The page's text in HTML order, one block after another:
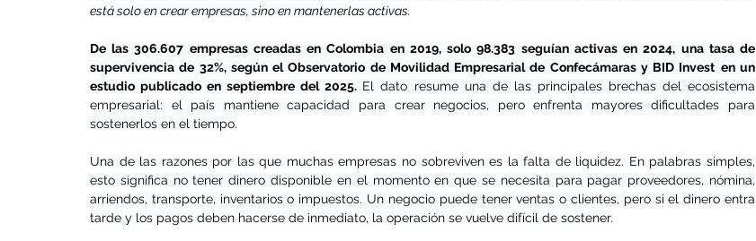
está solo en crear empresas, sino en mantenerlas activas.
De las 306.607 empresas creadas en Colombia en 2019, solo 98.383 seguían activas en 2024, una tasa de
supervivencia de 32%, según el Observatorio de Movilidad Empresarial de Confecámaras y BID Invest en un
estudio publicado en septiembre del 2025. El dato resume una de las principales brechas del ecosistema
empresarial: el país mantiene capacidad para crear negocios, pero enfrenta mayores dificultades para
sostenerlos en el tiempo.
Una de las razones por las que muchas empresas no sobreviven es la falta de liquidez. En palabras simples,
esto significa no tener dinero disponible en el momento en que se necesita para pagar proveedores, nómina,
arriendos, transporte, inventarios o impuestos. Un negocio puede tener ventas o clientes, pero si el dinero entra
tarde y los pagos deben hacerse de inmediato, la operación se vuelve difícil de sostener.